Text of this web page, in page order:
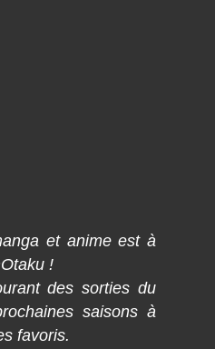
et anime est à
!
des sorties du
saisons à
favoris.